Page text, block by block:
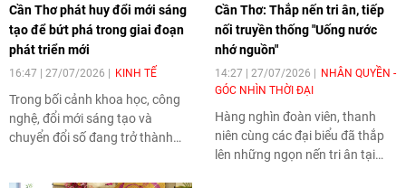
Cần Thơ phát huy đổi mới sáng
tạo để bứt phá trong giai đoạn
phát triển mới
16:47 | 27/07/2026 KINH TẾ
Trong bối cảnh khoa học, công
nghệ, đổi mới sáng tạo và
chuyển đổi số đang trở thành
Cần Thơ: Thắp nến tri ân, tiếp
nối truyền thống "Uống nước
nhớ nguồn"
14:27 | 27/07/2026
NHÂN QUYỀN -
GÓC NHÌN THỜI ĐẠI
Hàng nghìn đoàn viên, thanh
niên cùng các đại biểu đã thắp
lên những ngọn nến tri ân tại